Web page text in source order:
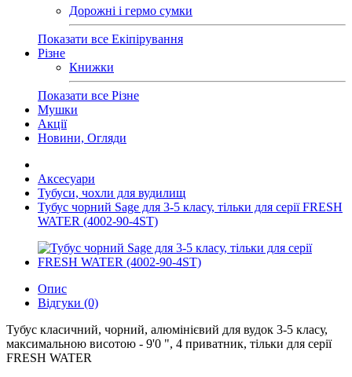
Дорожні і гермо сумки
Показати все Екіпірування
Різне
Книжки
Показати все Різне
Мушки
Акції
Новини, Огляди
Аксесуари
Тубуси, чохли для вудилищ
Тубус чорний Sage для 3-5 класу, тільки для серії FRESH
WATER (4002-90-4ST)
Опис
Відгуки (0)
Тубус класичний, чорний, алюмінієвий для вудок 3-5 класу,
максимальною висотою - 9'0 ", 4 приватник, тільки для серії
FRESH WATER